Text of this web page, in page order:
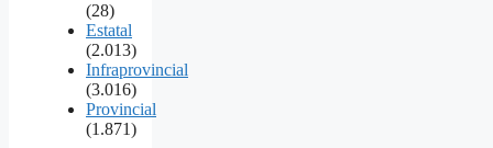
(28)
Estatal
(2.013)
Infraprovincial
(3.016)
Provincial
(1.871)